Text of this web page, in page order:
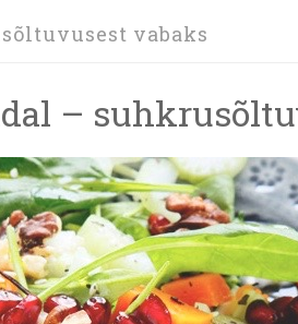
vabaks
–